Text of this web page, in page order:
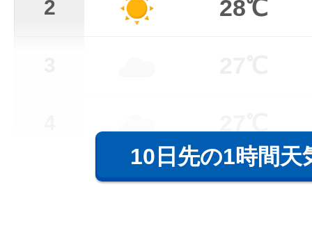
2 28℃
10日先の1時間天